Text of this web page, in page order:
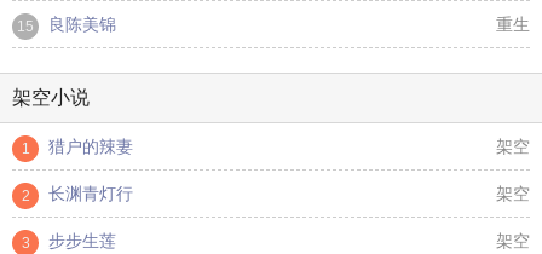
15 良陈美锦 重生
架空小说
1 猎户的辣妻 架空
2 长渊青灯行 架空
3 步步生莲 架空